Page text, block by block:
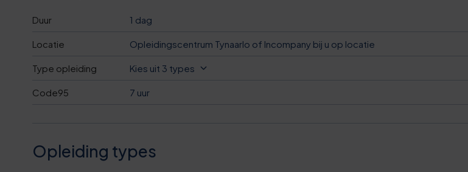
Duur 1 dag
Locatie Opleidingscentrum Tynaarlo of Incompany bij u op locatie
Type opleiding Kies uit 3 types
Code95 7 uur
Opleiding types
7
3
01
7
2
7
8
3